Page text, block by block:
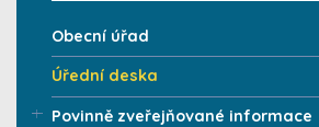
Obecní úřad
Úřední deska
Povinně zveřejňované informace